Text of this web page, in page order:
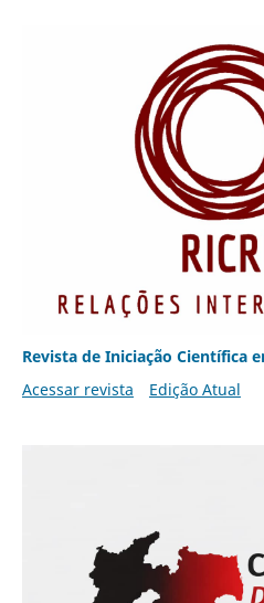
Revista de Iniciação Científica
Acessar revista
Edição Atual